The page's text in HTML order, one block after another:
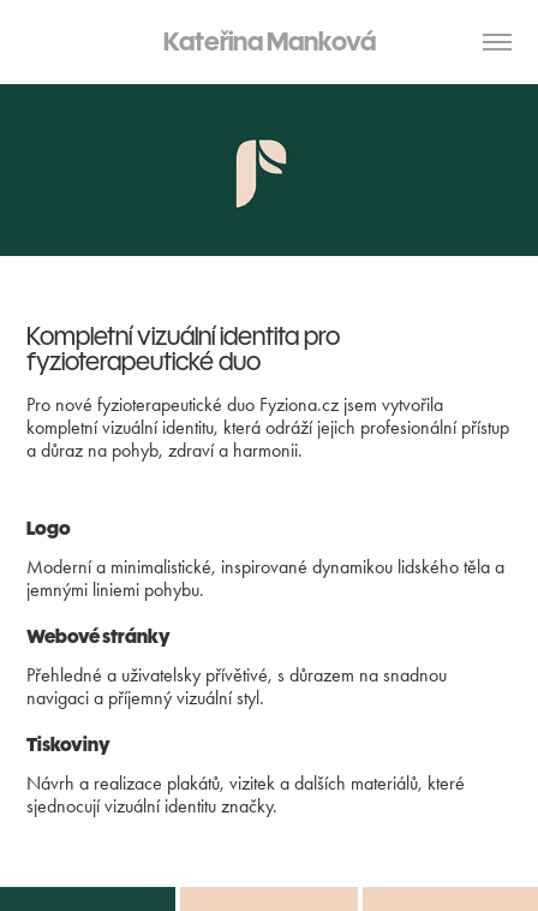
Kateřina Manková
Kompletní vizuální identita pro
fyzioterapeutické duo
Pro nové fyzioterapeutické duo Fyziona.cz jsem vytvořila
kompletní vizuální identitu, která odráží jejich profesionální přístup
a důraz na pohyb, zdraví a harmonii.
Logo
Moderní a minimalistické, inspirované dynamikou lidského těla a
jemnými liniemi pohybu.
Webové stránky
Přehledné a uživatelsky přívětivé, s důrazem na snadnou
navigaci a příjemný vizuální styl.
Tiskoviny
Návrh a realizace plakátů, vizitek a dalších materiálů, které
sjednocují vizuální identitu značky.